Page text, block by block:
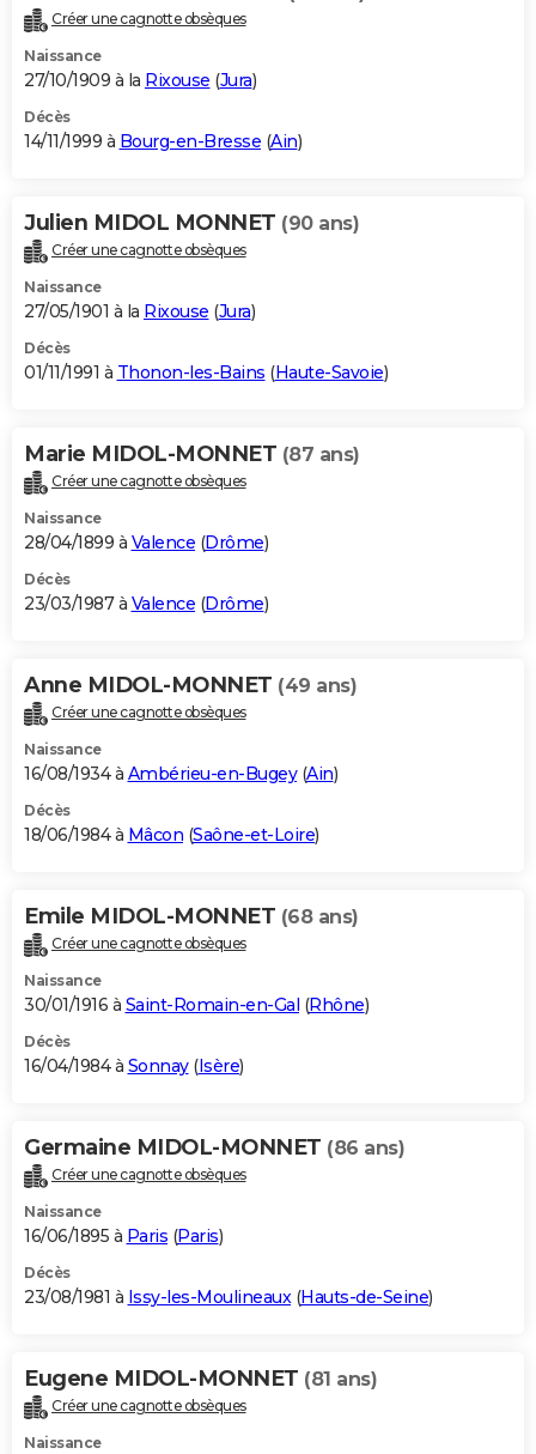
Créer une cagnotte obsèques
Naissance
27/10/1909 à la Rixouse (Jura)
Décès
14/11/1999 à Bourg-en-Bresse (Ain)
Julien MIDOL MONNET (90 ans)
Créer une cagnotte obsèques
Naissance
27/05/1901 à la Rixouse (Jura)
Décès
01/11/1991 à Thonon-les-Bains (Haute-Savoie)
Marie MIDOL-MONNET (87 ans)
Créer une cagnotte obsèques
Naissance
28/04/1899 à Valence (Drôme)
Décès
23/03/1987 à Valence (Drôme)
Anne MIDOL-MONNET (49 ans)
Créer une cagnotte obsèques
Naissance
16/08/1934 à Ambérieu-en-Bugey(Ain)
Décès
18/06/1984 à Mâcon (Saône-et-Loire)
Emile MIDOL-MONNET (68 ans)
Créer une cagnotte obsèques
Naissance
30/01/1916 à Saint-Romain-en-Gal (Rhône)
Décès
16/04/1984 à Sonnay(Isère)
Germaine MIDOL-MONNET (86 ans)
Créer une cagnotte obsèques
Naissance
16/06/1895 à Paris (Paris)
Décès
23/08/1981 à Issy-les-Moulineaux(Hauts-de-Seine)
Eugene MIDOL-MONNET (81 ans)
Créer une cagnotte obsèques
Naissance